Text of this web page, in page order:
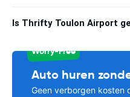
Is Thrifty Toulon Airport
Worry-Free
Auto huren
Geen verborgen kosten